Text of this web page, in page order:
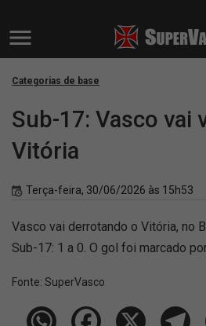
Categorias de base
Sub-17: Vasco vai
Vitória
Terça-feira, 30/06/2026 às 15h53
Vasco vai derrotando o Vitória, no
Sub-17: 1 a 0. O gol foi marcado
Fonte: SuperVasco‎‎‎‎‎‎